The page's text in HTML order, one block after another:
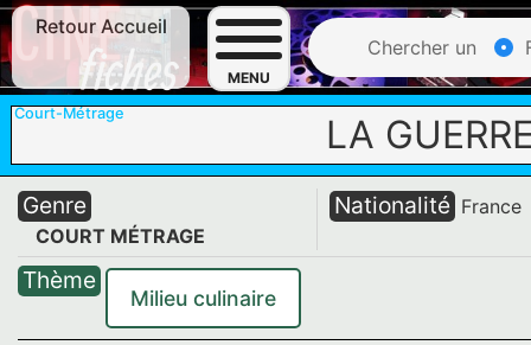
Retour Accueil
MENU
Chercher un
LA
Court-Métrage
Genre
COURT MÉTRAGE
Nationalité France
Thème
Milieu culinaire